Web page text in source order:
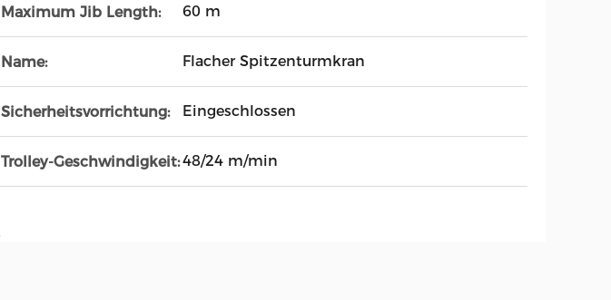
Maximum Jib Length: 60 m
Name: Flacher Spitzenturmkran
Sicherheitsvorrichtung: Eingeschlossen
Trolley-Geschwindigkeit:48/24 m/min